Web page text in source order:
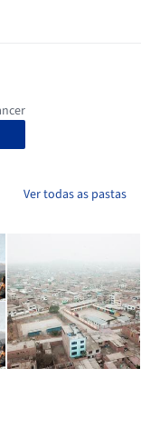
Ver todas as pastas